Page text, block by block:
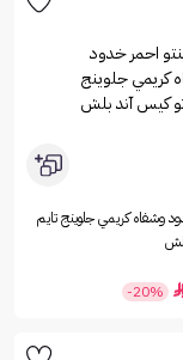
وشفاه كريمي جلوينج تايم
-20%